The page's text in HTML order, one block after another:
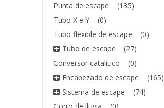
Punta de escape
(135)
Tubo X e Y
(0)
Tubo flexible de escape
(0)
Tubo de escape
(27)
Conversor catalítico
(0)
Encabezado de escape
(165)
Sistema de escape
(74)